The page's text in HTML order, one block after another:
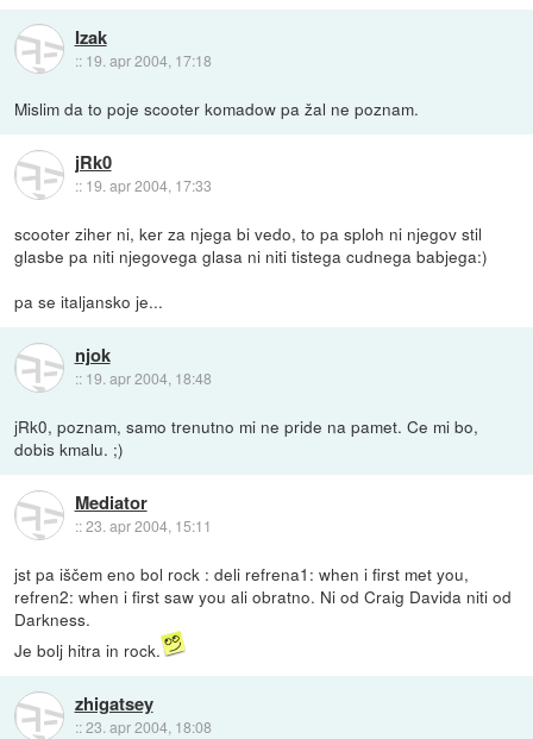
Izak
:: 19. apr 2004, 17:18
Mislim da to poje scooter komadow pa žal ne poznam.
jRk0
:: 19. apr 2004, 17:33
scooter ziher ni, ker za njega bi vedo, to pa sploh ni njegov stil
glasbe pa niti njegovega glasa ni niti tistega cudnega babjega:)
pa se italjansko je...
njok
:: 19. apr 2004, 18:48
jRk0, poznam, samo trenutno mi ne pride na pamet. Ce mi bo,
dobis kmalu. ;)
Mediator
::23. apr 2004, 15:11
jst pa iščem eno bol rock : deli refrena1: when i first met you,
refren2: when i first saw you ali obratno. Ni od Craig Davida niti od
Darkness.
Je bolj hitra in rock.
zhigatsey
::23. apr 2004, 18:08